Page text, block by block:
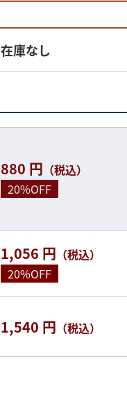
在庫なし
880 円 （税込）
20%OFF
1,056 円 （税込）
20%OFF
1,540 円 （税込）